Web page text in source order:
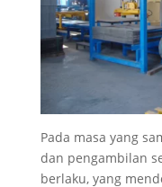
Pada masa yang
dan pengambilan
berlaku, yang